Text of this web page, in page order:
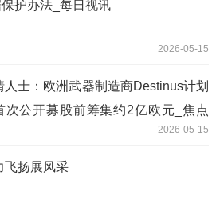
护办法_每日视讯
2026-05-15
人士：欧洲武器制造商Destinus计划
次公开募股前筹集约2亿欧元_焦点
2026-05-15
飞扬展风采